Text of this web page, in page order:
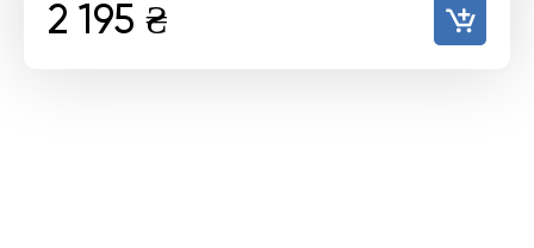
Первоначальная
2 195 ₴